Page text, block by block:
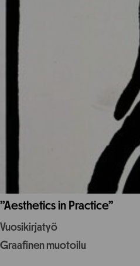
”Aesthetics in Practice”
Vuosikirjatyö
Graafinen muotoilu